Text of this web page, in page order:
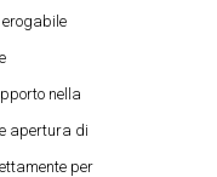
erogabile
nella
apertura di
per